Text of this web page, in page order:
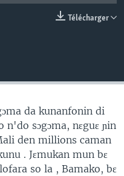
Télécharger
da kunanfonin di
sɔgɔma, nɛguɛ ɲin
den millions caman
. Jɛmukan mun bɛ
so la , Bamako, bɛ